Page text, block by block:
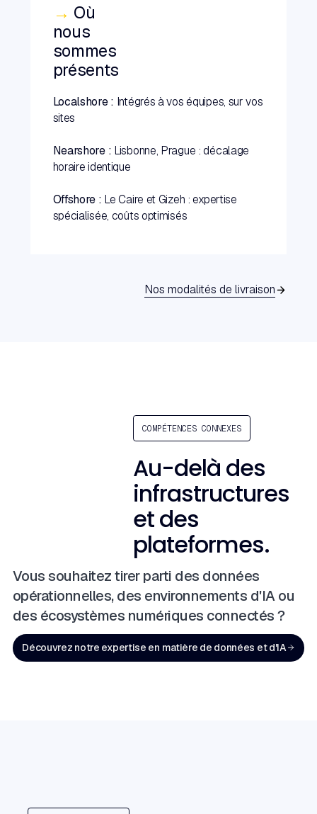
→ Où
nous
sommes
présents
Localshore : Intégrés à vos équipes, sur vos
sites
Nearshore : Lisbonne, Prague : décalage
horaire identique
Offshore : Le Caire et Gizeh : expertise
spécialisée, coûts optimisés
Nos modalités de livraison
COMPÉTENCES CONNEXES
Au-delà des
infrastructures
et des
plateformes.
Vous souhaitez tirer parti des données
opérationnelles, des environnements d'IA ou
des écosystèmes numériques connectés ?
Découvrez notre expertise en matière de données et d'IA